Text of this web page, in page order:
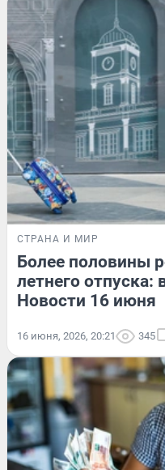
СТРАНА И МИР
Более половины
летнего отпуска:
Новости 16 июня
16 июня, 2026, 20:21 345